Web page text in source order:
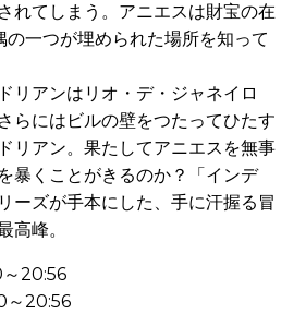
れてしまう。アニエスは財宝の在
の一つが埋められた場所を知って
リアンはリオ・デ・ジャネイロ
らにはビルの壁をつたってひたす
リアン。果たしてアニエスを無事
暴くことがきるのか？「インデ
ーズが手本にした、手に汗握る冒
高峰。
～20:56
～20:56